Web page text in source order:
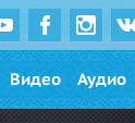
Видео Аудио